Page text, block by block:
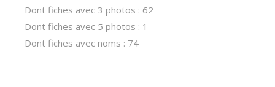
Dont fiches avec 3 photos : 62
Dont fiches avec 5 photos : 1
Dont fiches avec noms : 74